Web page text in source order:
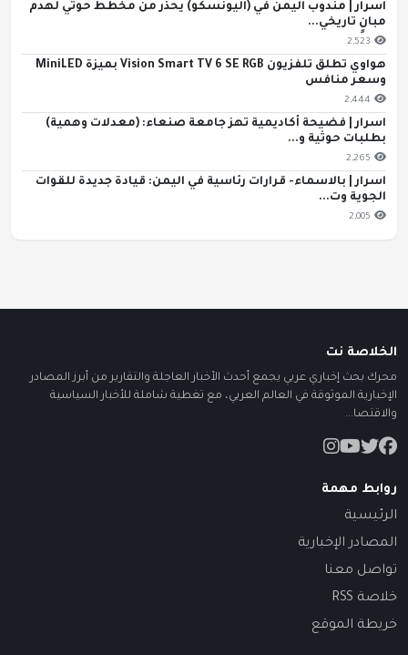
اسرار | مندوب اليمن في (اليونسكو) يحذّر من مخطط حوثي لهدم
مبانٍ تاريخي...
2,523
هواوي تطلق تلفزيون Vision Smart TV 6 SE RGB بميزة MiniLED
وسعر منافس
2,444
اسرار | فضيحة أكاديمية تهز جامعة صنعاء: (معدلات وهمية)
بطلبات حوثية و...
2,265
اسرار | بالاسماء- قرارات رئاسية في اليمن: قيادة جديدة للقوات
الجوية وت...
2,005
الخلاصة نت
محرك بحث إخباري عربي يجمع أحدث الأخبار العاجلة والتقارير من أبرز المصادر
الإخبارية الموثوقة في العالم العربي، مع تغطية شاملة للأخبار السياسية
والاقتصا...
روابط مهمة
الرئيسية
المصادر الإخبارية
تواصل معنا
خلاصة RSS
خريطة الموقع